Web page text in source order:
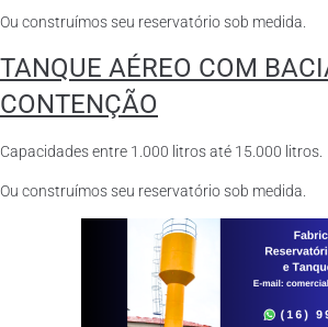
Ou construímos seu reservatório sob medida.
TANQUE AÉREO COM
CONTENÇÃO
Capacidades entre 1.000 litros até 15.000 litros.
Ou construímos seu reservatório sob medida.